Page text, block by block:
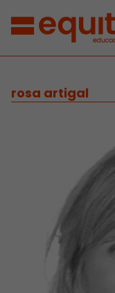
rosa artigal